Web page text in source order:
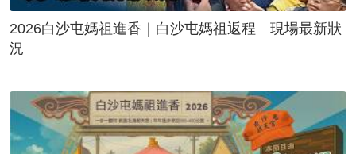
2026白沙屯媽祖進香｜白沙屯媽祖返程 現場最新狀
況